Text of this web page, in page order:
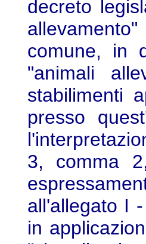
decreto
comune, in
"animali
stabilimenti
presso
3, comma
all'allegato I
in